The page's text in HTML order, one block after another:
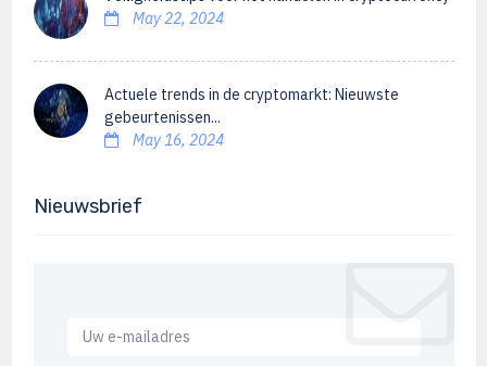
May 22, 2024
Actuele trends in de cryptomarkt: Nieuwste
gebeurtenissen...
May 16, 2024
Nieuwsbrief